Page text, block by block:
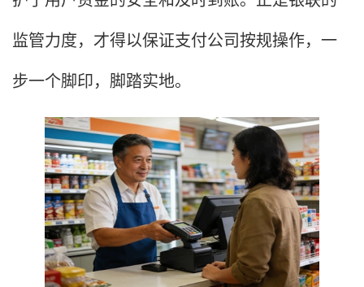
监管力度，才得以保证支付公司按规操作，一
步一个脚印，脚踏实地。